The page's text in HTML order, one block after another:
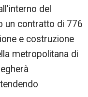
del
un contratto di 776
e costruzione
metropolitana di